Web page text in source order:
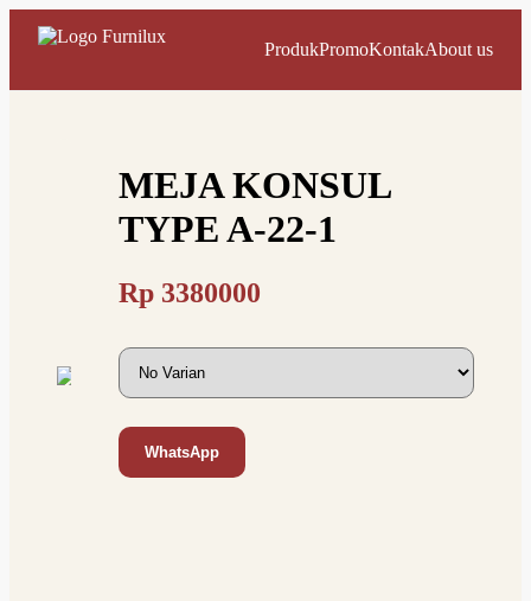
ProdukPromoKontakAbout us
MEJA KONSUL
TYPE A-22-1
Rp 3380000
WhatsApp